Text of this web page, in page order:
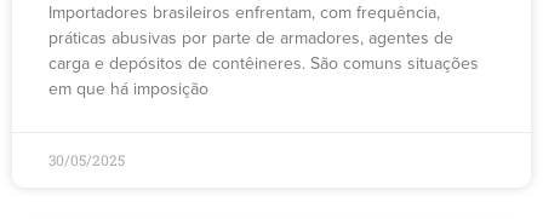
Importadores brasileiros enfrentam, com frequência,
práticas abusivas por parte de armadores, agentes de
carga e depósitos de contêineres. São comuns situações
em que há imposição
30/05/2025